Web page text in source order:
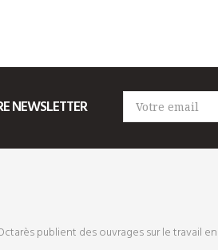
NEWSLETTER
publient des ouvrages sur le travail en